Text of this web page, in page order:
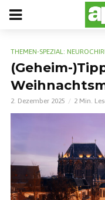
THEMEN-SPEZIAL:
(Geheim-
2. Dezember 2025 2 Min.